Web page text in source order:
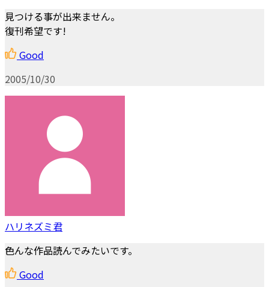
見つける事が出来ません。
復刊希望です!
Good
2005/10/30
ハリネズミ君
色んな作品読んでみたいです。
Good